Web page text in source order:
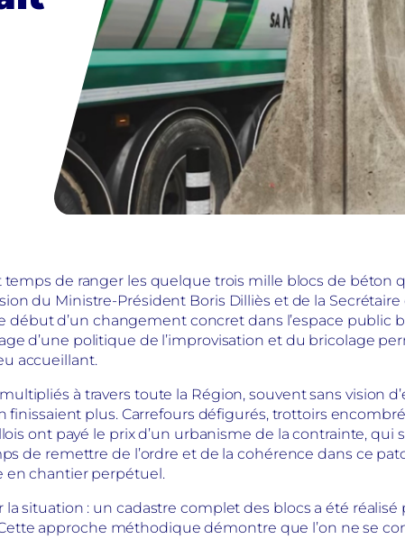
temps de ranger les quelque trois mille blocs de béton
du Ministre-Président Boris Dilliès et de la
d’un changement concret dans l’espace public
d’une politique de l’improvisation et du bricolage
accueillant.
à travers toute la Région, souvent sans vision
finissaient plus. Carrefours défigurés, trottoirs
ont payé le prix d’un urbanisme de la contrainte, qui
de remettre de l’ordre et de la cohérence dans ce
en chantier perpétuel.
situation : un cadastre complet des blocs a été
approche méthodique démontre que l’on ne se